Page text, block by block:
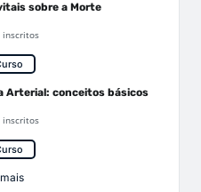
sobre a Morte
inscritos
Arterial: conceitos básicos
inscritos